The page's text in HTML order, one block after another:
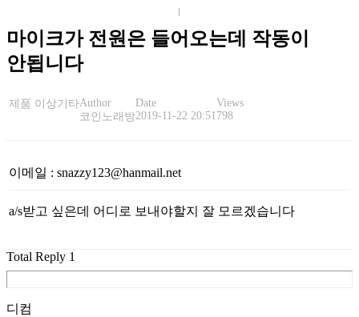
마이크가 전원은 들어오는데 작동이
안됩니다
제품 이상기타Author
코인노래방
Date
2019-11-22 20:51
Views
798
이메일 : snazzy123@hanmail.net
a/s받고 싶은데 어디로 보내야할지 잘 모르겠습니다
Total Reply 1
디컴